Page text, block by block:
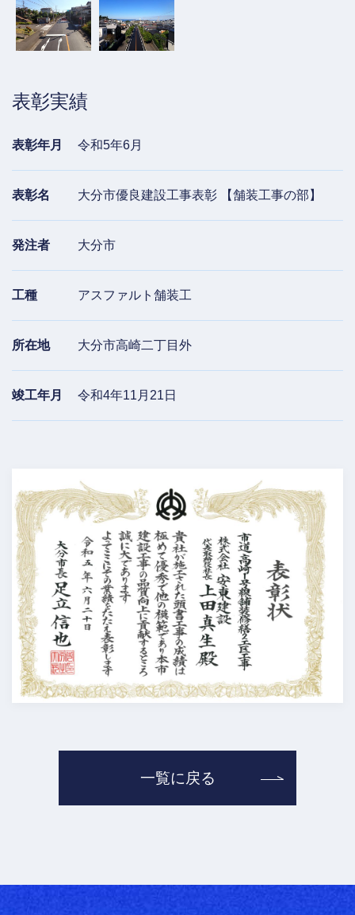
表彰実績
表彰年月 令和5年6月
表彰名 大分市優良建設工事表彰 【舗装工事の部】
発注者 大分市
工種 アスファルト舗装工
所在地 大分市高崎二丁目外
竣工年月 令和4年11月21日
一覧に戻る